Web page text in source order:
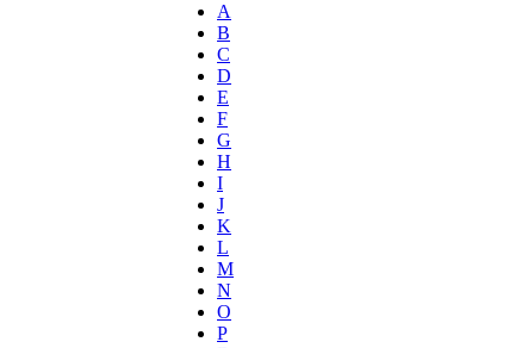
A
B
C
D
E
F
G
H
I
J
K
L
M
N
O
P